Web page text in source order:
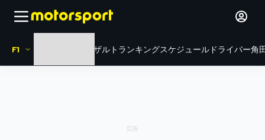
F1 リザルト ランキングスケジュール ドライバー角